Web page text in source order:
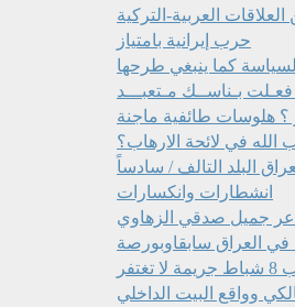
العربية-التركية
حرب إيرانية بامتياز
كما ينبغي طرحها
بـناســك مـتعبـــد
في لائحة الارهاب؟
البلد التالف / سادساً
انشطارات وانكسارات
جميل صدقي الزهاوي
تغتفر
وواقع البيت الداخلي